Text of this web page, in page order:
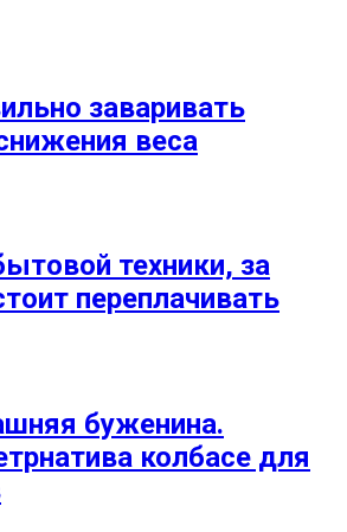
заваривать
веса
техники, за
переплачивать
буженина.
колбасе для